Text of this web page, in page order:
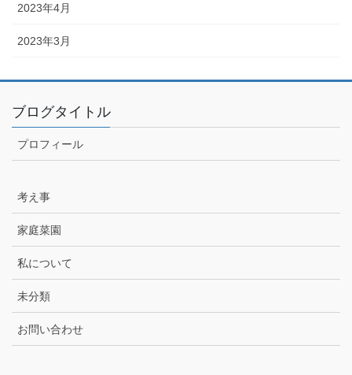
2023年4月
2023年3月
ブログタイトル
プロフィール
考え事
家庭菜園
私について
未分類
お問い合わせ